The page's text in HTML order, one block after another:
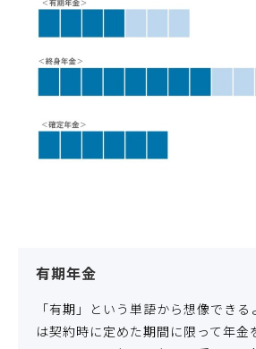
有期年金
「有期」という単語から想像でき
は契約時に定めた期間に限って年金